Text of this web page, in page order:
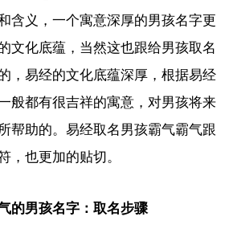
含义，一个寓意深厚的男孩名字更
文化底蕴，当然这也跟给男孩取名
，易经的文化底蕴深厚，根据易经
般都有很吉祥的寓意，对男孩将来
帮助的。易经取名男孩霸气霸气跟
，也更加的贴切。
的男孩名字：取名步骤